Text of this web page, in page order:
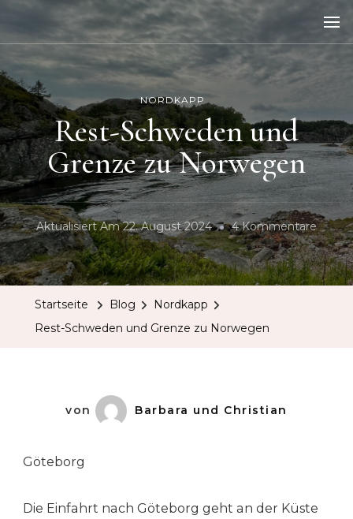
NORDKAPP
Rest-Schweden und
Grenze zu Norwegen
Aktualisiert Am22. August 2024 4 KommentareZu
Rest-
Startseite Blog
Nordkapp
Rest-Schweden und Grenze zu Norwegen
von Barbara und Christian
Göteborg
Die Einfahrt nach Göteborg geht an der Küste